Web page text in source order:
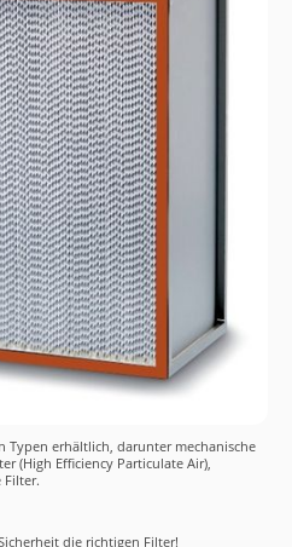
Typen erhältlich, darunter mechanische
(High Efficiency Particulate Air),
die richtigen Filter!